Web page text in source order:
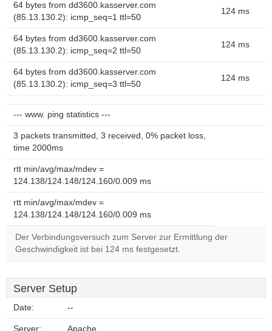
64 bytes from dd3600.kasserver.com
(85.13.130.2): icmp_seq=1 ttl=50
124 ms
64 bytes from dd3600.kasserver.com
(85.13.130.2): icmp_seq=2 ttl=50
124 ms
64 bytes from dd3600.kasserver.com
(85.13.130.2): icmp_seq=3 ttl=50
124 ms
--- www. ping statistics ---
3 packets transmitted, 3 received, 0% packet loss,
time 2000ms
rtt min/avg/max/mdev =
124.138/124.148/124.160/0.009 ms
rtt min/avg/max/mdev =
124.138/124.148/124.160/0.009 ms
Der Verbindungsversuch zum Server zur Ermittlung der
Geschwindigkeit ist bei 124 ms festgesetzt.
Server Setup
Date: --
Server: Apache